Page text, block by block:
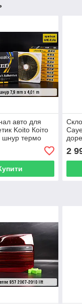
авто для
Koito Коіто
шнур термо
2